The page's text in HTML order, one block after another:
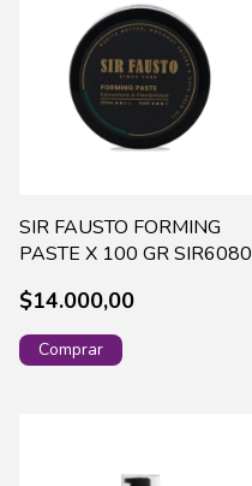
SIR FAUSTO FORMING
PASTE X 100 GR SIR6080
$14.000,00